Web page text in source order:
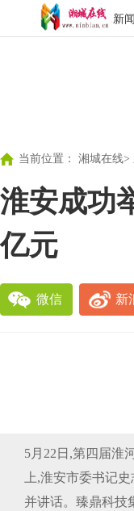
新闻
当前位置： 湘城在线>
淮安成功
亿元
微信 新
5月22日,第四届淮
上,淮安市委书记
并讲话。臻鼎科技